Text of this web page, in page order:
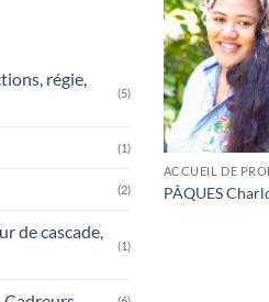
régie,
(5)
(1)
(2)
de cascade,
(1)
PÂQUES